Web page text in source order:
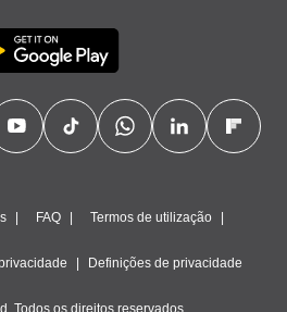
FAQ Termos de utilização
Definições de privacidade
Todos os direitos reservados